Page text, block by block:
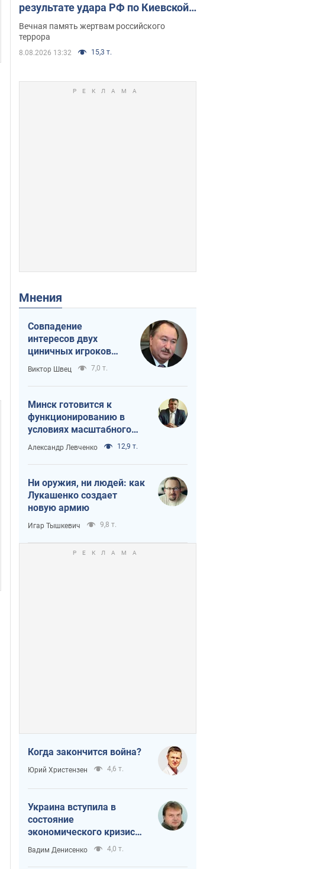
результате удара РФ по Киевской
области погибли директор
киевского лицея, её муж и внук
Вечная память жертвам российского
террора
8.08.2026 13:32 15,3 т.
Мнения
Совпадение
интересов двух
циничных игроков
или тайный план
Трампа и Путина?
Виктор Швец 7,0 т.
Минск готовится к
функционированию в
условиях масштабного
военного кризиса
Александр Левченко 12,9 т.
Ни оружия, ни людей: как
Лукашенко создает
новую армию
Игар Тышкевич 9,8 т.
Когда закончится война?
Юрий Христензен 4,6 т.
Украина вступила в
состояние
экономического кризиса.
Есть ли свет в конце
туннеля?
Вадим Денисенко 4,0 т.